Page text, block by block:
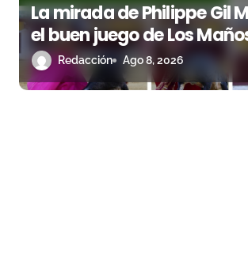
La mirada de Philippe Gil
el buen juego de Los
arranque de Huesca
Redacción Ago 8, 2026